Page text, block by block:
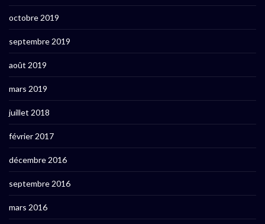
octobre 2019
septembre 2019
août 2019
mars 2019
juillet 2018
février 2017
décembre 2016
septembre 2016
mars 2016